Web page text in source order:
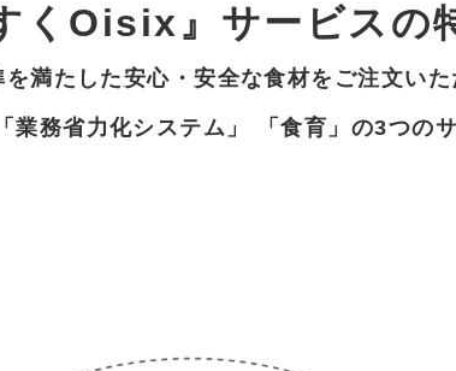
くOisix』サービスの
満たした安心・安全な食材をご注文いた
業務省力化システム」 「食育」の3つの